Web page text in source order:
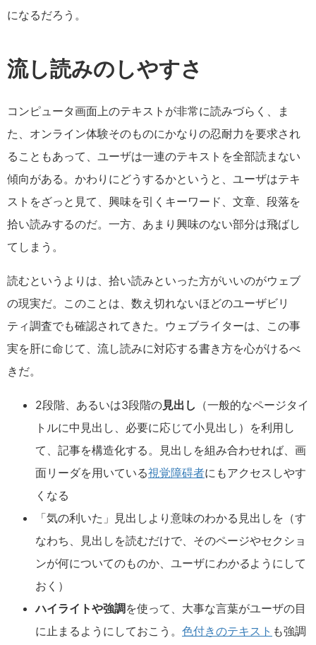
になるだろう。
流し読みのしやすさ
コンピュータ画面上のテキストが非常に読みづらく、ま
た、オンライン体験そのものにかなりの忍耐力を要求され
ることもあって、ユーザは一連のテキストを全部読まない
傾向がある。かわりにどうするかというと、ユーザはテキ
ストをざっと見て、興味を引くキーワード、文章、段落を
拾い読みするのだ。一方、あまり興味のない部分は飛ばし
てしまう。
読むというよりは、拾い読みといった方がいいのがウェブ
の現実だ。このことは、数え切れないほどのユーザビリ
ティ調査でも確認されてきた。ウェブライターは、この事
実を肝に命じて、流し読みに対応する書き方を心がけるべ
きだ。
2段階、あるいは3段階の見出し （一般的なページタイ
トルに中見出し、必要に応じて小見出し）を利用し
て、記事を構造化する。見出しを組み合わせれば、画
面リーダを用いている視覚障碍者にもアクセスしやす
くなる
「気の利いた」見出しより意味のわかる見出しを（す
なわち、見出しを読むだけで、そのページやセクショ
ンが何についてのものか、ユーザにわかるようにして
おく）
ハイライトや強調 を使って、大事な言葉がユーザの目
に止まるようにしておこう。 色付きのテキスト も強調